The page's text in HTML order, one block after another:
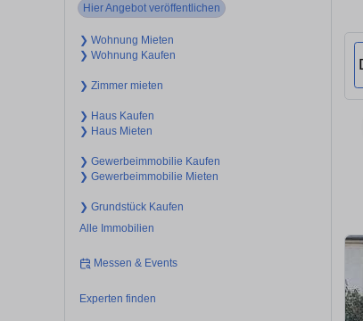
Hier Angebot veröffentlichen
❯ Wohnung Mieten
❯ Wohnung Kaufen
❯ Zimmer mieten
❯ Haus Kaufen
❯ Haus Mieten
❯ Gewerbeimmobilie Kaufen
❯ Gewerbeimmobilie Mieten
❯ Grundstück Kaufen
Alle Immobilien
Messen & Events
Experten finden